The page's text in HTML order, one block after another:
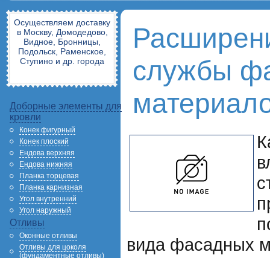
Осуществляем доставку
в Москву, Домодедово,
Видное, Бронницы,
Подольск, Раменское,
Ступино и др. города
Доборные элементы для
кровли
Конек фигурный
Конек плоский
Ендова верхняя
Ендова нижняя
Планка торцевая
Планка карнизная
Угол внутренний
Угол наружный
Отливы
Оконные отливы
Отливы для цоколя
(фундаментные отливы)
службы
вида фасадных